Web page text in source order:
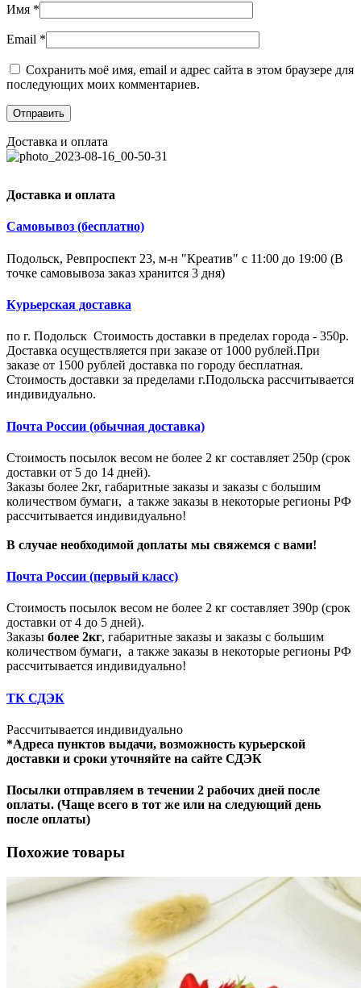
Имя *
Email *
Сохранить моё имя, email и адрес сайта в этом браузере для
последующих моих комментариев.
Доставка и оплата
Доставка и оплата
Самовывоз (бесплатно)
Подольск, Ревпроспект 23, м-н "Креатив" с 11:00 до 19:00 (В
точке самовывоза заказ хранится 3 дня)
Курьерская доставка
по г. Подольск Стоимость доставки в пределах города - 350р.
Доставка осуществляется при заказе от 1000 рублей.При
заказе от 1500 рублей доставка по городу бесплатная.
Стоимость доставки за пределами г.Подольска рассчитывается
индивидуально.
Почта России (обычная доставка)
Стоимость посылок весом не более 2 кг составляет 250р (срок
доставки от 5 до 14 дней).
Заказы более 2кг, габаритные заказы и заказы с большим
количеством бумаги, а также заказы в некоторые регионы РФ
рассчитывается индивидуально!
В случае необходимой доплаты мы свяжемся с вами!
Почта России (первый класс)
Стоимость посылок весом не более 2 кг составляет 390р (срок
доставки от 4 до 5 дней).
Заказы более 2кг, габаритные заказы и заказы с большим
количеством бумаги, а также заказы в некоторые регионы РФ
рассчитывается индивидуально!
ТК СДЭК
Рассчитывается индивидуально
*Адреса пунктов выдачи, возможность курьерской
доставки и сроки уточняйте на сайте СДЭК
Посылки отправляем в течении 2 рабочих дней после
оплаты. (Чаще всего в тот же или на следующий день
после оплаты)
Похожие товары